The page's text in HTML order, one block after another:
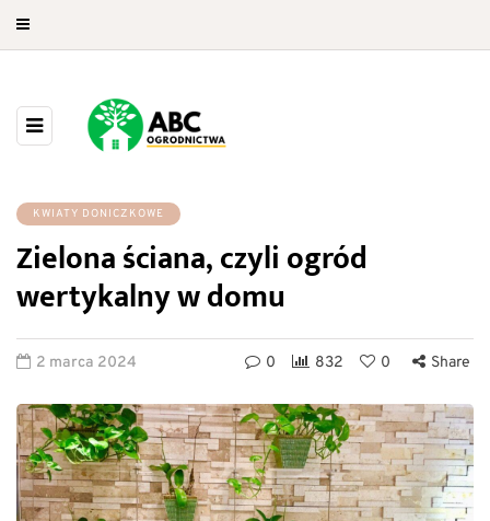
KWIATY DONICZKOWE
Zielona ściana, czyli ogród
wertykalny w domu
2 marca 2024 0 832 0 Share